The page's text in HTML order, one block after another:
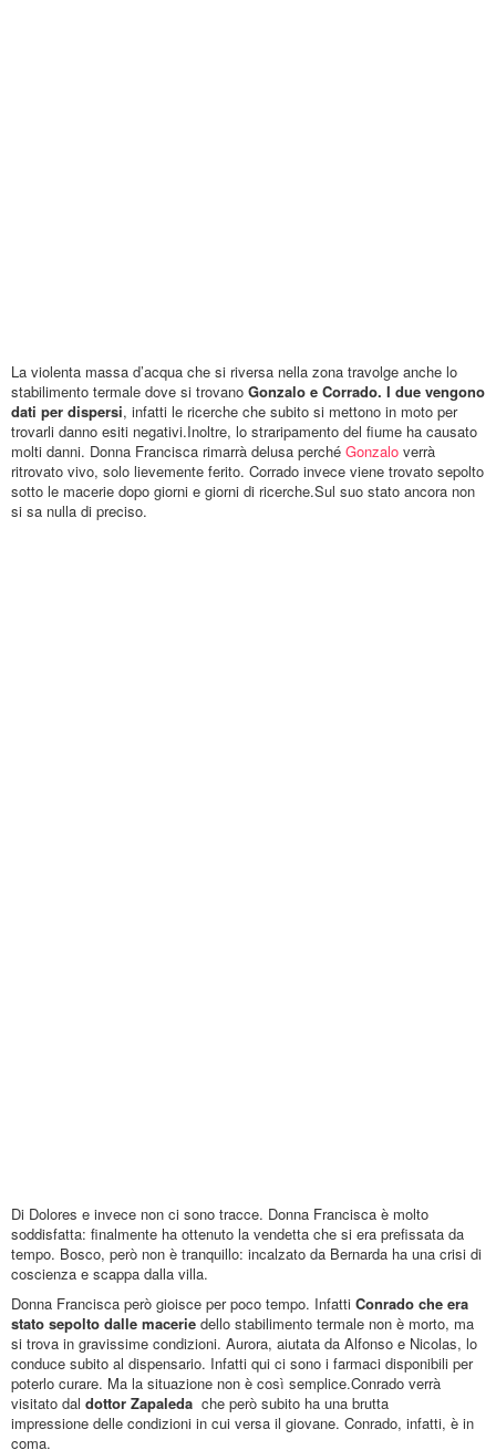
La violenta massa d’acqua che si riversa nella zona travolge anche lo
stabilimento termale dove si trovano Gonzalo e Corrado. I due vengono
dati per dispersi, infatti le ricerche che subito si mettono in moto per
trovarli danno esiti negativi.Inoltre, lo straripamento del fiume ha causato
molti danni. Donna Francisca rimarrà delusa perché Gonzalo verrà
ritrovato vivo, solo lievemente ferito. Corrado invece viene trovato sepolto
sotto le macerie dopo giorni e giorni di ricerche.Sul suo stato ancora non
si sa nulla di preciso.
Di Dolores e invece non ci sono tracce. Donna Francisca è molto
soddisfatta: finalmente ha ottenuto la vendetta che si era prefissata da
tempo. Bosco, però non è tranquillo: incalzato da Bernarda ha una crisi di
coscienza e scappa dalla villa.
Donna Francisca però gioisce per poco tempo. Infatti Conrado che era
stato sepolto dalle macerie dello stabilimento termale non è morto, ma
si trova in gravissime condizioni. Aurora, aiutata da Alfonso e Nicolas, lo
conduce subito al dispensario. Infatti qui ci sono i farmaci disponibili per
poterlo curare. Ma la situazione non è così semplice.Conrado verrà
visitato dal dottor Zapaleda che però subito ha una brutta
impressione delle condizioni in cui versa il giovane. Conrado, infatti, è in
coma.